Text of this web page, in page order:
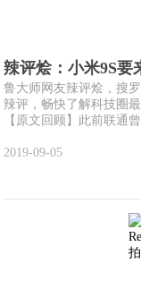
辣评烩：小米9S要
鲁大师网友辣评烩，搜
辣评，畅快了解科技圈
【原文回顾】此前联通
2019-09-05